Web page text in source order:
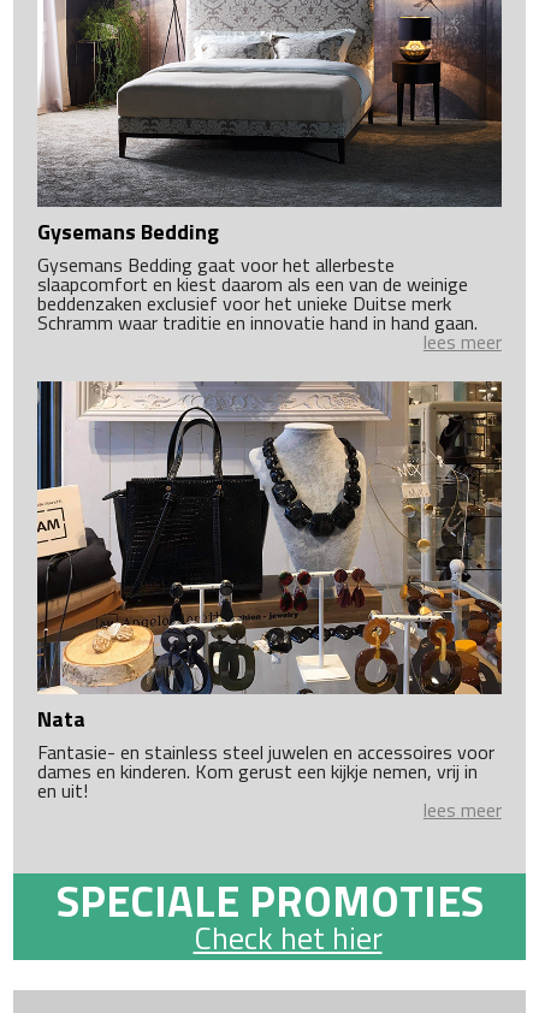
Gysemans Bedding
Gysemans Bedding gaat voor het allerbeste
slaapcomfort en kiest daarom als een van de weinige
beddenzaken exclusief voor het unieke Duitse merk
Schramm waar traditie en innovatie hand in hand gaan.
lees meer
Nata
Fantasie- en stainless steel juwelen en accessoires voor
dames en kinderen. Kom gerust een kijkje nemen, vrij in
en uit!
lees meer
SPECIALE PROMOTIES
Check het hier